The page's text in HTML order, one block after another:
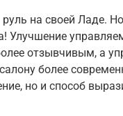
на своей Ладе.
Улучшение
отзывчивым, а
более
но и способ